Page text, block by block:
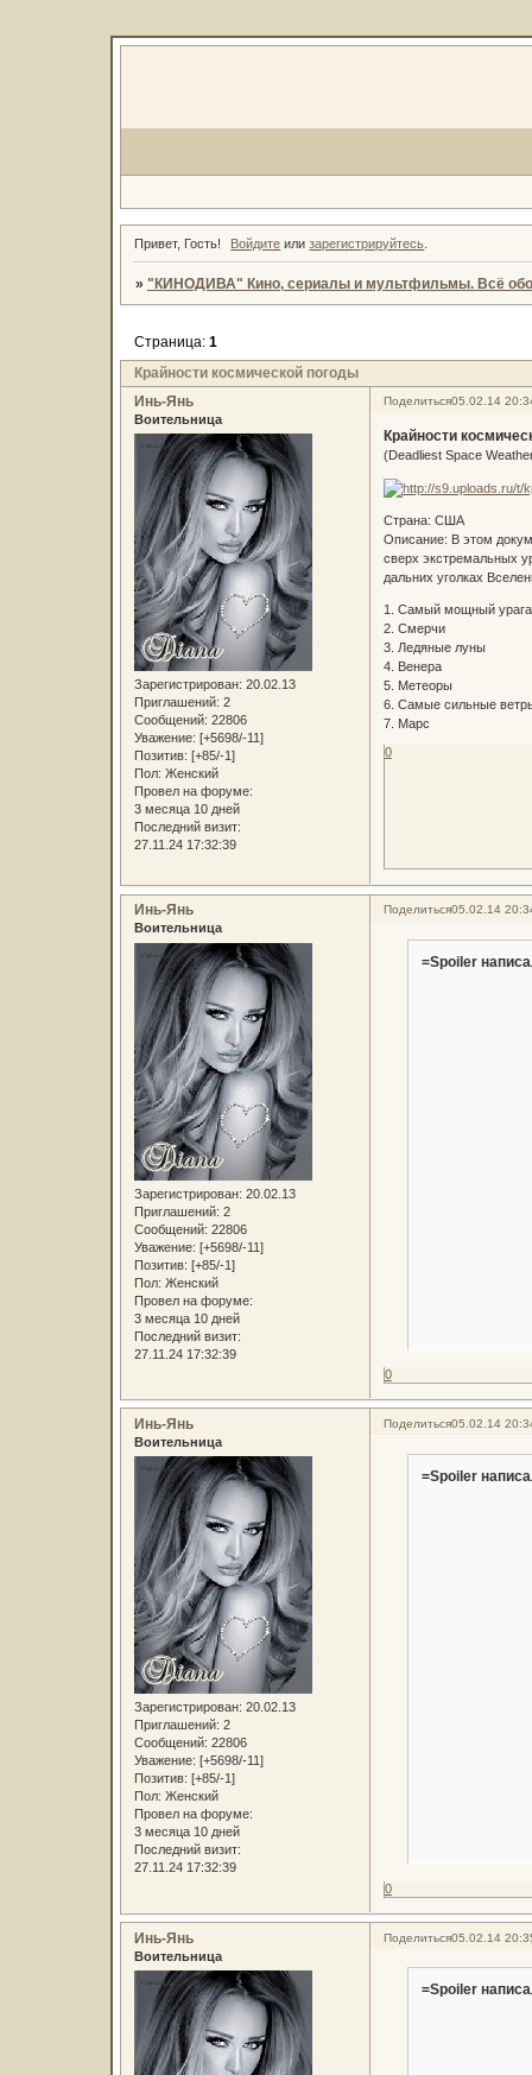
Привет, Гость! Войдите илизарегистрируйтесь
» "КИНОДИВА" Кино, сериалы и мультфильмы. Всё
Крайности космической погоды
Страница: 1
Поделиться05.02.14
Инь-Янь
Воительница
Зарегистрирован: 20.02.13
Приглашений: 2
Сообщений: 22806
Уважение: [+5698/-11]
Позитив: [+85/-1]
Пол: Женский
Провел на форуме:
3 месяца 10 дней
Последний визит:
27.11.24 17:32:39
Крайности
(Deadliest Space
Страна: США
Описание: В этом
сверх экстремальных
дальних уголках
1. Самый мощный
2. Смерчи
3. Ледяные луны
4. Венера
5. Метеоры
6. Самые сильные
7. Марс
0
Поделиться05.02.14
Инь-Янь
Воительница
Зарегистрирован: 20.02.13
Приглашений: 2
Сообщений: 22806
Уважение: [+5698/-11]
Позитив: [+85/-1]
Пол: Женский
Провел на форуме:
3 месяца 10 дней
Последний визит:
27.11.24 17:32:39
=Spoiler
0
Поделиться05.02.14
Инь-Янь
Воительница
Зарегистрирован: 20.02.13
Приглашений: 2
Сообщений: 22806
Уважение: [+5698/-11]
Позитив: [+85/-1]
Пол: Женский
Провел на форуме:
3 месяца 10 дней
Последний визит:
27.11.24 17:32:39
=Spoiler
0
Поделиться05.02.14
Инь-Янь
Воительница
=Spoiler